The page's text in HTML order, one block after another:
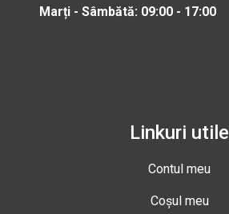
Marți - Sâmbătă: 09:00 - 17:00
Linkuri utile
Contul meu
Coșul meu